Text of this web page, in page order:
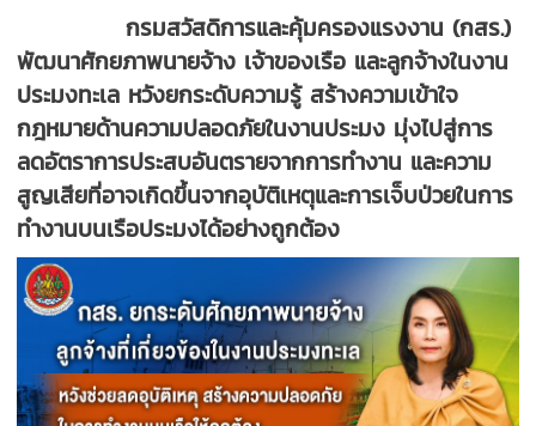
กรมสวัสดิการและคุ้มครองแรงงาน (กสร.)
พัฒนาศักยภาพนายจ้าง เจ้าของเรือ และลูกจ้างในงาน
ประมงทะเล หวังยกระดับความรู้ สร้างความเข้าใจ
กฎหมายด้านความปลอดภัยในงานประมง มุ่งไปสู่การ
ลดอัตราการประสบอันตรายจากการทำงาน และความ
สูญเสียที่อาจเกิดขึ้นจากอุบัติเหตุและการเจ็บป่วยในการ
ทำงานบนเรือประมงได้อย่างถูกต้อง